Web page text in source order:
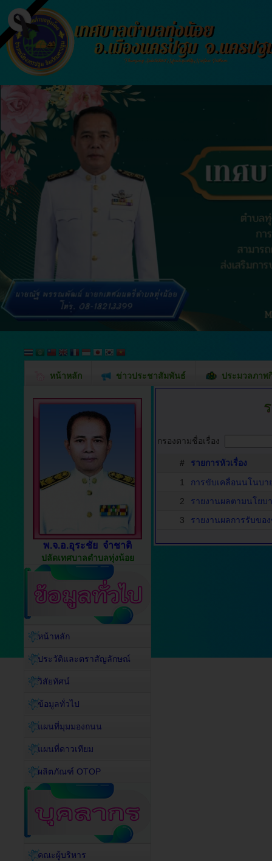
หน้าหลัก ข่าวประชาสัมพันธ์ ประมวลภาพ
กรองตามชื่อเรื่อง
#
รายการหัวเรื่อง
1
การขับเคลื่อนนโนบา
2
รายงานผลตามนโยบ
3
รายงานผลการรับขอ
พ.จ.อ.อุระชัย จำชาติ
ปลัดเทศบาลตำบลทุ่งน้อย
หน้าหลัก
ประวัติและตราสัญลักษณ์
วิสัยทัศน์
ข้อมูลทั่วไป
แผนที่มุมมองถนน
แผนที่ดาวเทียม
ผลิตภัณฑ์ OTOP
คณะผู้บริหาร